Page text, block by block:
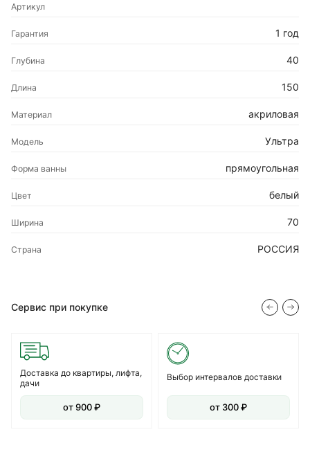
Артикул
Гарантия 1 год
Глубина 40
Длина 150
Материал акриловая
Модель Ультра
Форма ванны прямоугольная
Цвет белый
Ширина 70
Страна РОССИЯ
Сервис при покупке
Доставка до квартиры, лифта,
дачи
от 900 ₽
Выбор интервалов доставки
от 300 ₽